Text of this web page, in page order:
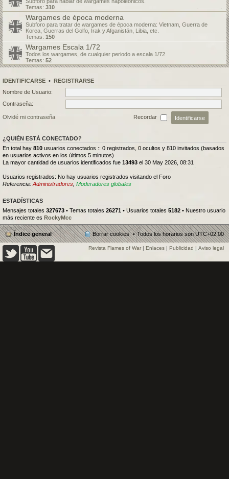
Temas: 310
Wargames de época moderna
Subforo para tratar de wargames de época moderna: Vietnam, Guerra de
Korea, Guerras del Golfo, Irak y Afganistán, Libia, etc.
Temas: 150
Wargames Escala 1/72
Todos los wargames, de cualquier periodo a escala 1/72
Temas: 52
IDENTIFICARSE • REGISTRARSE
Nombre de Usuario:
Contraseña:
Olvidé mi contraseña Recordar
¿QUIÉN ESTÁ CONECTADO?
En total hay 810 usuarios conectados :: 0 registrados, 0 ocultos y 810 invitados (basados
en usuarios activos en los últimos 5 minutos)
La mayor cantidad de usuarios identificados fue 13493 el 30 May 2026, 08:31
Usuarios registrados: No hay usuarios registrados visitando el Foro
Referencia: Administradores Moderadores globales
ESTADÍSTICAS
Mensajes totales 327673 • Temas totales 26271 • Usuarios totales 5182 • Nuestro usuario
más reciente es RockyMcc
Índice general Todos los horarios sonUTC+02:00
Borrar cookies
Revista Flames of War | Enlaces | Publicidad | Aviso legal